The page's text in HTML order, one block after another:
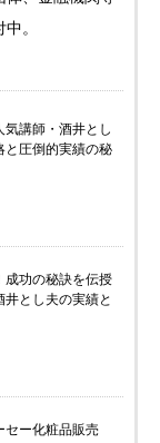
。
講師・酒井とし
と圧倒的実績の秘
成功の秘訣を伝授
とし夫の実績と
セー化粧品販売